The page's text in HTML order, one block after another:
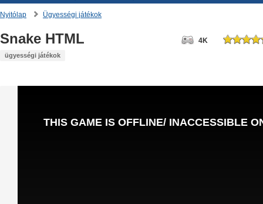
Nyitólap Ügyességi játékok
Snake HTML
ügyességi játékok
4K